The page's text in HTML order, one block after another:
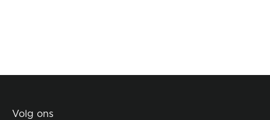
Volg ons